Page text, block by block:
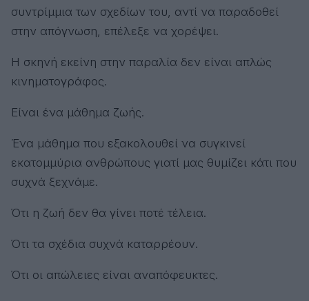
συντρίμμια των σχεδίων του, αντί να παραδοθεί
στην απόγνωση, επέλεξε να χορέψει.
Η σκηνή εκείνη στην παραλία δεν είναι απλώς
κινηματογράφος.
Είναι ένα μάθημα ζωής.
Ένα μάθημα που εξακολουθεί να συγκινεί
εκατομμύρια ανθρώπους γιατί μας θυμίζει κάτι που
συχνά ξεχνάμε.
Ότι η ζωή δεν θα γίνει ποτέ τέλεια.
Ότι τα σχέδια συχνά καταρρέουν.
Ότι οι απώλειες είναι αναπόφευκτες.